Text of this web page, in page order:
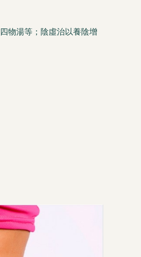
物湯等；陰虛治以養陰增